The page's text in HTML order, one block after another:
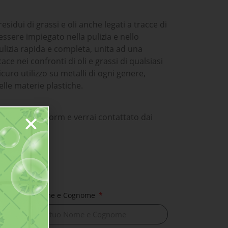
di grassi e oli anche legati a tracce di
impiegato nella pulizia e nello
rapida e completa, unita ad una
nei confronti di oli e grassi di qualsiasi
utilizzo su metalli di ogni genere,
materie plastiche.
seguente form e verrai contattato dai
Nome e Cognome